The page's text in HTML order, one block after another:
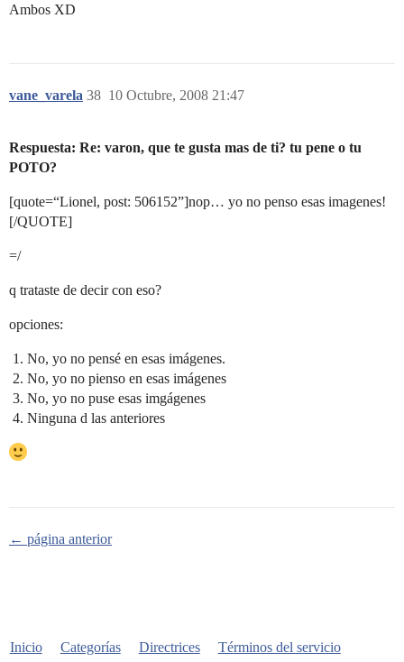
Ambos XD
vane_varela 10 Octubre, 2008 21:47
38
Respuesta: Re: varon, que te gusta mas de ti? tu pene o tu
POTO?
[quote=“Lionel, post: 506152”]nop… yo no penso esas imagenes!
[/QUOTE]
=/
q trataste de decir con eso?
opciones:
No, yo no pensé en esas imágenes.
No, yo no pienso en esas imágenes
No, yo no puse esas imgágenes
Ninguna d las anteriores
← página anterior
Inicio Categorías Directrices Términos del servicio